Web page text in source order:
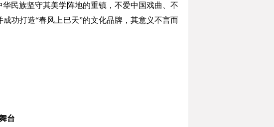
民族坚守其美学阵地的重镇，不爱中国戏曲、不
功打造“春风上巳天”的文化品牌，其意义不言而
台